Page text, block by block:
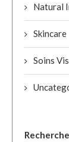
Natural
Skincare
Soins